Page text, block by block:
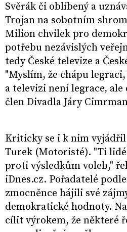
Svěrák či oblíbený a
Trojan na sobotním
Milion chvilek pro
potřebu nezávislých
tedy České televize a
"Myslím, že chápu
a televizi není legrace,
člen Divadla Járy
Kriticky se i k nim
Turek (Motoristé). "Ti
proti výsledkům voleb,"
iDnes.cz. Pořadatelé
zmocněnce hájili své
demokratické hodnoty.
cílit výrokem, že některé